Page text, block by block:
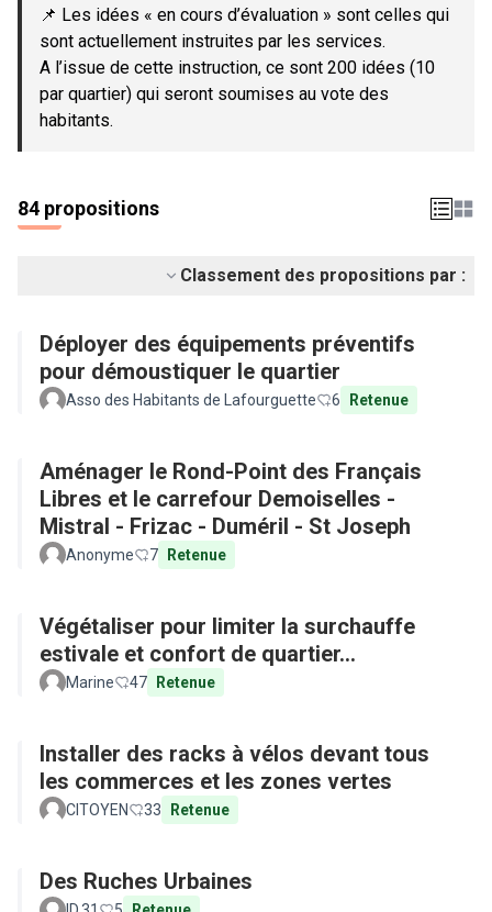
📌 Les idées « en cours d’évaluation » sont celles qui
sont actuellement instruites par les services.
A l’issue de cette instruction, ce sont 200 idées (10
par quartier) qui seront soumises au vote des
habitants.
84 propositions
Classement des propositions par :
Déployer des équipements préventifs
pour démoustiquer le quartier
Asso des Habitants de Lafourguette 6 Retenue
Aménager le Rond-Point des Français
Libres et le carrefour Demoiselles -
Mistral - Frizac - Duméril - St Joseph
Anonyme 7 Retenue
Végétaliser pour limiter la surchauffe
estivale et confort de quartier...
Marine 47 Retenue
Installer des racks à vélos devant tous
les commerces et les zones vertes
CITOYEN 33 Retenue
Des Ruches Urbaines